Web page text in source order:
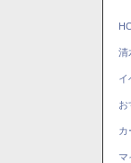
清
イ
お
カ
マ